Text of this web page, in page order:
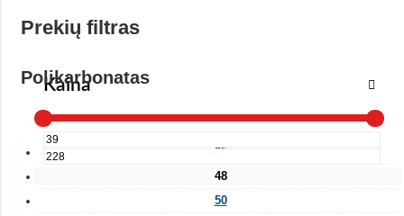
Prekių filtras
Kaina
Polikarbonatas
25
48
50